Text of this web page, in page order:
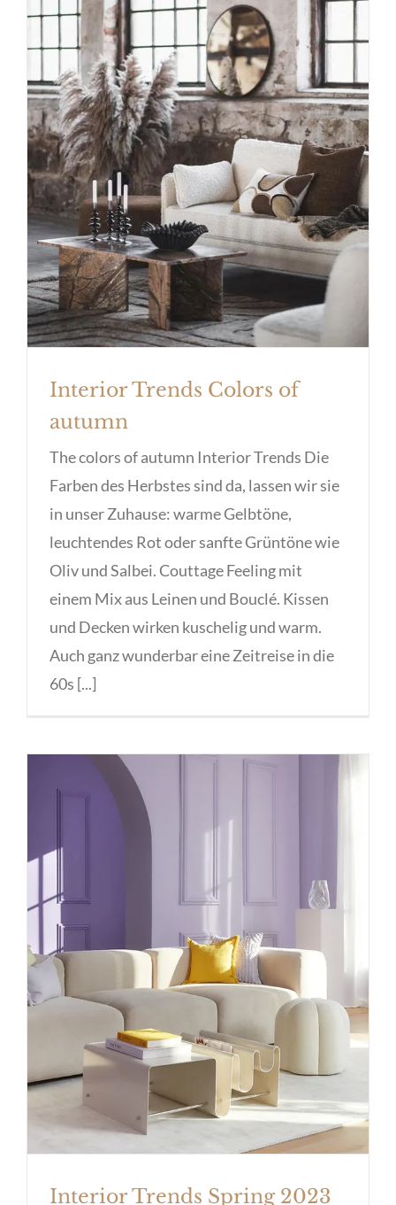
Interior Trends Colors of autumn
Interior Trends Colors of
autumn
The colors of autumn Interior Trends Die
Farben des Herbstes sind da, lassen wir sie
in unser Zuhause: warme Gelbtöne,
leuchtendes Rot oder sanfte Grüntöne wie
Oliv und Salbei. Couttage Feeling mit
einem Mix aus Leinen und Bouclé. Kissen
und Decken wirken kuschelig und warm.
Auch ganz wunderbar eine Zeitreise in die
60s [...]
Interior Trends Spring 2023
Interior Trends Spring 2023